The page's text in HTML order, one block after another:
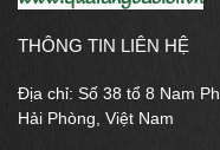
THÔNG TIN LIÊN HỆ
Địa chỉ: Số 38 tổ 8 Nam
Hải Phòng, Việt Nam